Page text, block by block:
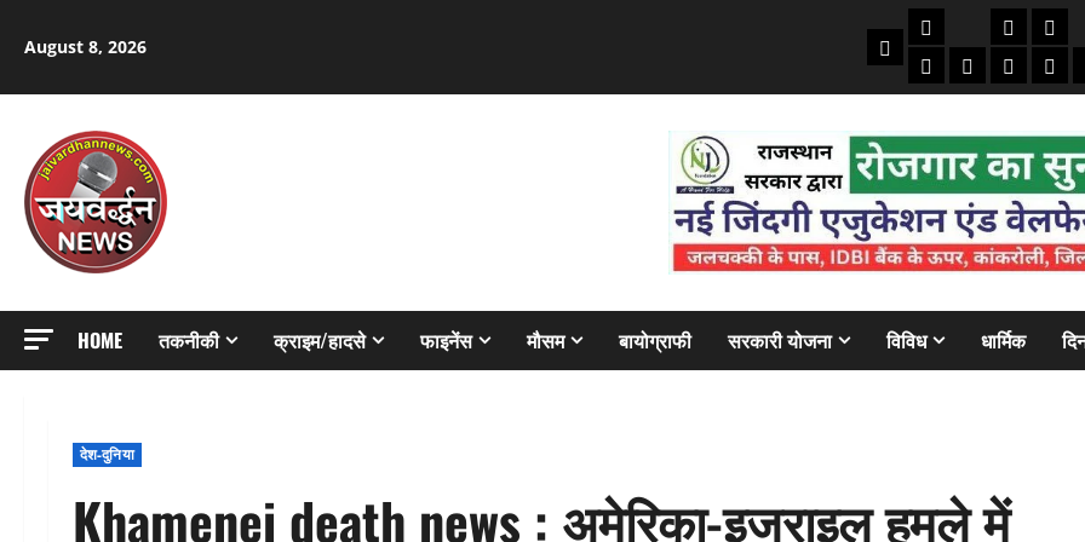
August 8, 2026 Home
तकनीकी
ऑटो
मोबाइल
क्राइम/
अजबबैंक
HOME तकनीकी क्राइम/हादसे फाइनेंस मौसम बायोग्राफी सरकारी योजना विविध धार्मिक
देश-दुनिया
Khamenei death news : अमेरिका-इजराइल हमले में